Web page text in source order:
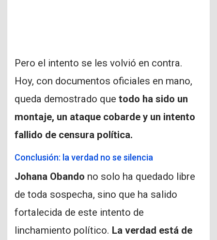
Pero el intento se les volvió en contra.
Hoy, con documentos oficiales en mano,
queda demostrado que todo ha sido un
montaje, un ataque cobarde y un intento
fallido de censura política.
Conclusión: la verdad no se silencia
Johana Obando no solo ha quedado libre
de toda sospecha, sino que ha salido
fortalecida de este intento de
linchamiento político. La verdad está de